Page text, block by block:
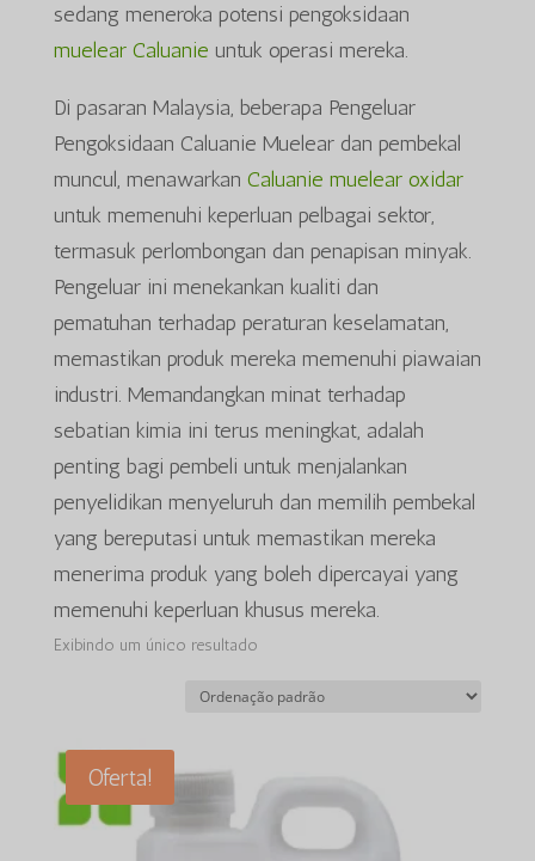
sedang meneroka potensi pengoksidaan
muelear Caluanie untuk operasi mereka.
Di pasaran Malaysia, beberapa Pengeluar
Pengoksidaan Caluanie Muelear dan pembekal
muncul, menawarkan Caluanie muelear oxidar
untuk memenuhi keperluan pelbagai sektor,
termasuk perlombongan dan penapisan minyak.
Pengeluar ini menekankan kualiti dan
pematuhan terhadap peraturan keselamatan,
memastikan produk mereka memenuhi piawaian
industri. Memandangkan minat terhadap
sebatian kimia ini terus meningkat, adalah
penting bagi pembeli untuk menjalankan
penyelidikan menyeluruh dan memilih pembekal
yang bereputasi untuk memastikan mereka
menerima produk yang boleh dipercayai yang
memenuhi keperluan khusus mereka.
Exibindo um único resultado
Oferta!